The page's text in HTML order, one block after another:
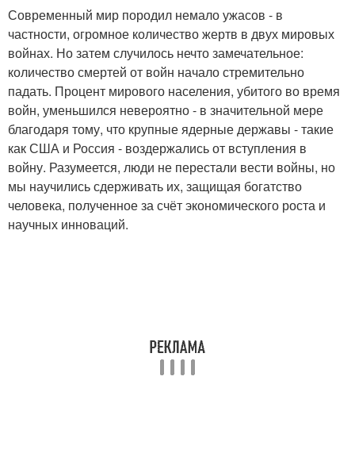
Современный мир породил немало ужасов - в
частности, огромное количество жертв в двух мировых
войнах. Но затем случилось нечто замечательное:
количество смертей от войн начало стремительно
падать. Процент мирового населения, убитого во время
войн, уменьшился невероятно - в значительной мере
благодаря тому, что крупные ядерные державы - такие
как США и Россия - воздержались от вступления в
войну. Разумеется, люди не перестали вести войны, но
мы научились сдерживать их, защищая богатство
человека, полученное за счёт экономического роста и
научных инноваций.